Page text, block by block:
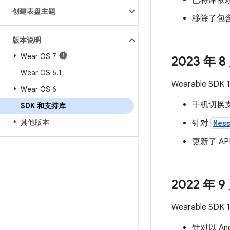
创建表盘主题
版本说明
Wear OS 7
Wear OS 6.1
Wear OS 6
SDK 和支持库
其他版本
移除了包
2023 年 8
Wearable SDK
手机切换
针对
更新了
2022 年 9
Wearable SDK
针对以